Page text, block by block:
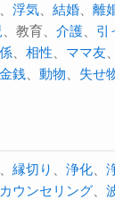
浮気、 結婚、 離
、教育、 介護、 引
、 相性 ママ友、
金銭 動物 失せ
縁切り 浄化、
ウンセリング、